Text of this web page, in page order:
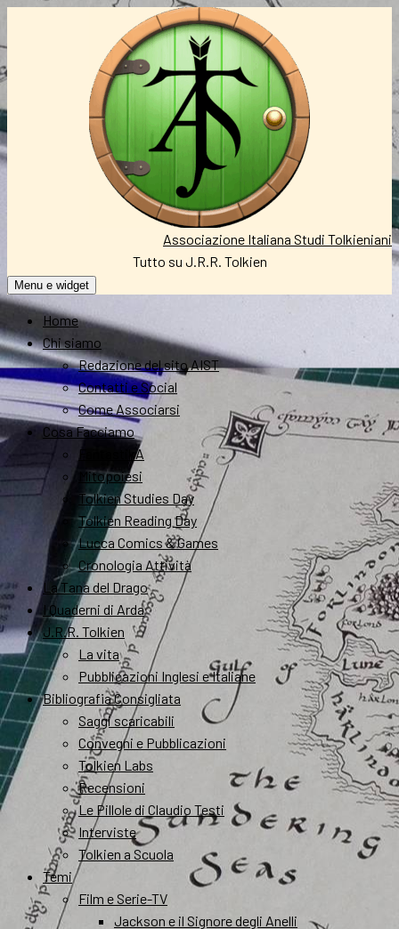
Associazione Italiana Studi Tolkieniani
Tutto su J.R.R. Tolkien
Menu e widget
Home
Chi siamo
Redazione del sito AIST
Contatti e Social
Come Associarsi
Cosa Facciamo
FantastikA
Mitopoiesi
Tolkien Studies Day
Tolkien Reading Day
Lucca Comics & Games
Cronologia Attività
La Tana del Drago
I Quaderni di Arda
J.R.R. Tolkien
La vita
Pubblicazioni Inglesi e Italiane
Bibliografia Consigliata
Saggi scaricabili
Convegni e Pubblicazioni
Tolkien Labs
Recensioni
Le Pillole di Claudio Testi
Interviste
Tolkien a Scuola
Temi
Film e Serie-TV
Jackson e il Signore degli Anelli